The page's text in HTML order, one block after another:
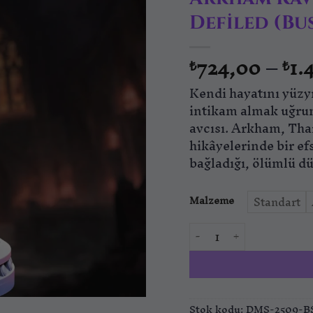
Defiled
₺724,00–₺
Kendi hayatını
intikam almak
avcısı. Arkham,
hikâyelerinde bir
bağladığı, ölümlü
Malzeme Standart
Arkham